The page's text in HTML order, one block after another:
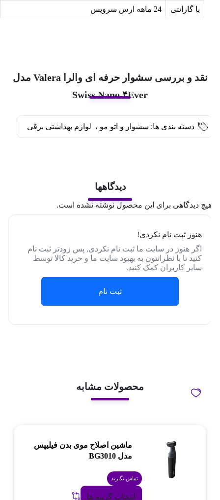
با گارانتی
نقد و بررسی سشوار حرفه ای والرا Valera مدل
Swiss Nano ۴Ever
دسته بندی ها: سشوار و اتو مو ، لوازم بهداشتی برقی
دیدگاهها
دیدگاهی برای این محصول نوشته نشده است.
هنوز ثبت نام نکردی!
اگر هنوز در سایت ما ثبت نام نکردی, پس زودتر ثبت نام
کنید تا با نظراتتون به بهبود سایت ما و خرید کالا توسط
سایر کاربران کمک کنید.
ثبت نام
محصولات مشابه
ماشین اصلاح موی بدن فیلیپس
مدل BG3010
تماس بگیرید
انتخاب گزینه ها